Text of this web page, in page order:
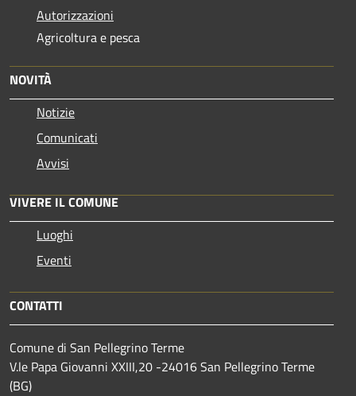
Autorizzazioni
Agricoltura e pesca
NOVITÀ
Notizie
Comunicati
Avvisi
VIVERE IL COMUNE
Luoghi
Eventi
CONTATTI
Comune di San Pellegrino Terme
V.le Papa Giovanni XXIII,20 -24016 San Pellegrino Terme
(BG)